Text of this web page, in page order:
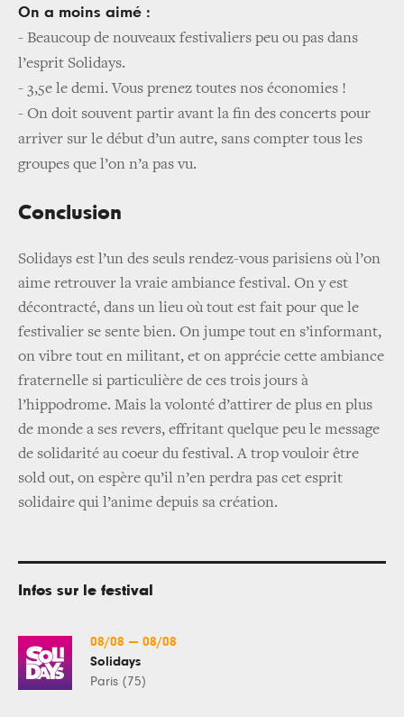
On a moins aimé :
- Beaucoup de nouveaux festivaliers peu ou pas dans
l’esprit Solidays.
- 3,5e le demi. Vous prenez toutes nos économies !
- On doit souvent partir avant la fin des concerts pour
arriver sur le début d’un autre, sans compter tous les
groupes que l’on n’a pas vu.
Conclusion
Solidays est l’un des seuls rendez-vous parisiens où l’on
aime retrouver la vraie ambiance festival. On y est
décontracté, dans un lieu où tout est fait pour que le
festivalier se sente bien. On jumpe tout en s’informant,
on vibre tout en militant, et on apprécie cette ambiance
fraternelle si particulière de ces trois jours à
l’hippodrome. Mais la volonté d’attirer de plus en plus
de monde a ses revers, effritant quelque peu le message
de solidarité au coeur du festival. A trop vouloir être
sold out, on espère qu’il n’en perdra pas cet esprit
solidaire qui l’anime depuis sa création.
Infos sur le festival
08/08 — 08/08
Solidays
Paris (75)